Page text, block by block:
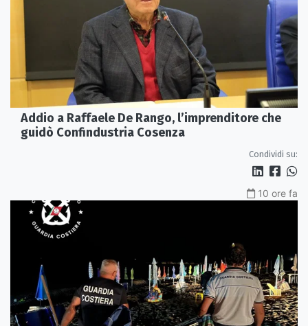
Addio a Raffaele De Rango, l’imprenditore che
guidò Confindustria Cosenza
Condividi su:
10 ore fa